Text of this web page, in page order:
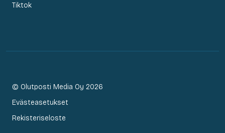
Tiktok
© Olutposti Media Oy 2026
Evästeasetukset
Rekisteriseloste